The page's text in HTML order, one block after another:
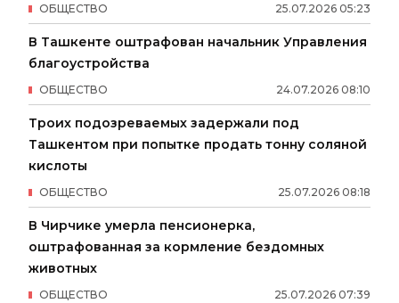
25.07.2026 05:23
ОБЩЕСТВО
В Ташкенте оштрафован начальник Управления
благоустройства
24.07.2026 08:10
ОБЩЕСТВО
Троих подозреваемых задержали под
Ташкентом при попытке продать тонну соляной
кислоты
25.07.2026 08:18
ОБЩЕСТВО
В Чирчике умерла пенсионерка,
оштрафованная за кормление бездомных
животных
25.07.2026 07:39
ОБЩЕСТВО